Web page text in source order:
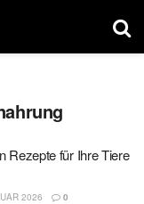
Rezepte für Ihre Tiere
2026 0